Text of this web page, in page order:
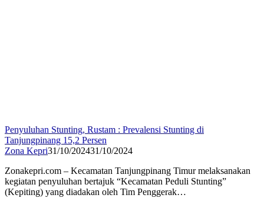
Penyuluhan Stunting, Rustam : Prevalensi Stunting di
Tanjungpinang 15,2 Persen
Zona Kepri31/10/202431/10/2024
Zonakepri.com – Kecamatan Tanjungpinang Timur melaksanakan
kegiatan penyuluhan bertajuk “Kecamatan Peduli Stunting”
(Kepiting) yang diadakan oleh Tim Penggerak…